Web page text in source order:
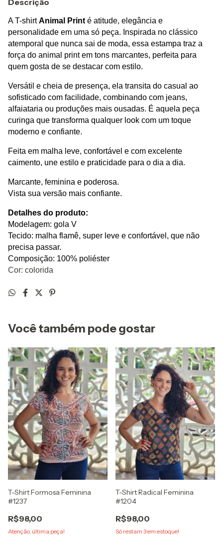
A T-shirt Animal Print é atitude, elegância e
personalidade em uma só peça. Inspirada no clássico
atemporal que nunca sai de moda, essa estampa traz a
força do animal print em tons marcantes, perfeita para
quem gosta de se destacar com estilo.
Versátil e cheia de presença, ela transita do casual ao
sofisticado com facilidade, combinando com jeans,
alfaiataria ou produções mais ousadas. É aquela peça
curinga que transforma qualquer look com um toque
moderno e confiante.
Feita em malha leve, confortável e com excelente
caimento, une estilo e praticidade para o dia a dia.
Marcante, feminina e poderosa.
Vista sua versão mais confiante.
Detalhes do produto:
Modelagem: gola V
Tecido: malha flamê, super leve e confortável, que não
precisa passar.
Composição: 100% poliéster
Cor: colorida
Você também pode gostar
T-Shirt Formosa Feminina
#1237
R$98,00
Atenção, última peça!
T-Shirt Radical Feminina
#1204
R$98,00
Só restam 3em estoque!